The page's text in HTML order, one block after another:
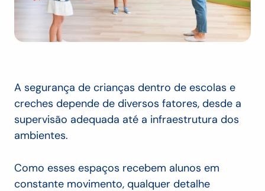
A segurança de crianças dentro de escolas e
creches depende de diversos fatores, desde a
supervisão adequada até a infraestrutura dos
ambientes.
Como esses espaços recebem alunos em
constante movimento, qualquer detalhe